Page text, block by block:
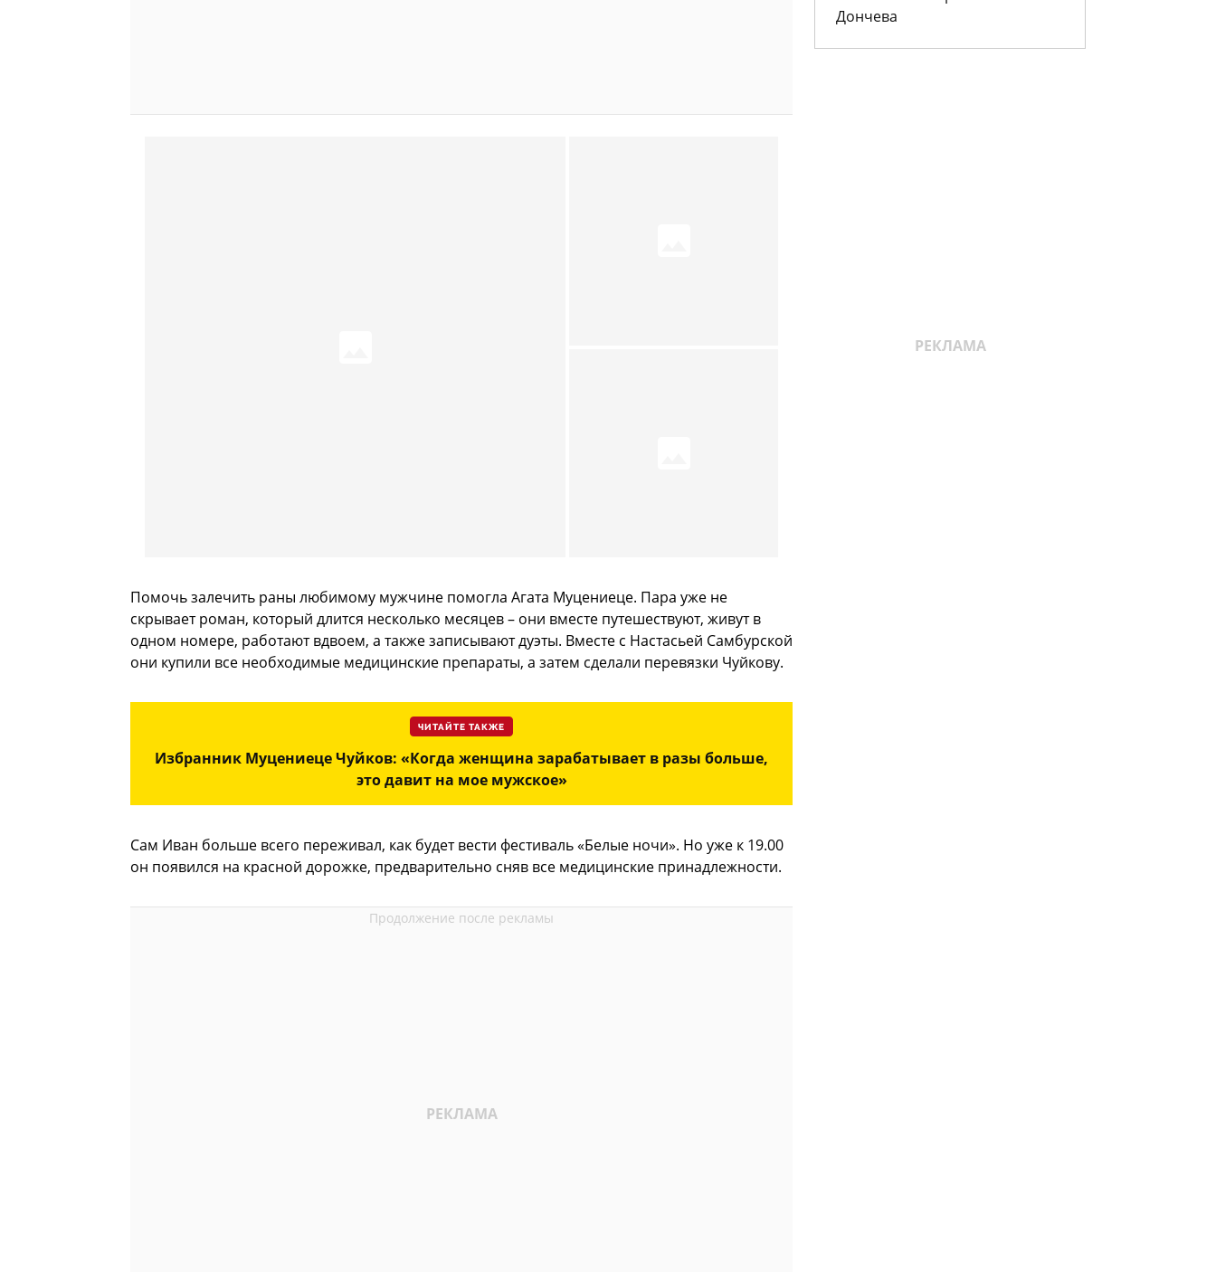
Помочь залечить раны любимому мужчине помогла Агата Муцениеце. Пара уже не
скрывает роман, который длится несколько месяцев – они вместе путешествуют, живут в
одном номере, работают вдвоем, а также записывают дуэты. Вместе с Настасьей Самбурской
они купили все необходимые медицинские препараты, а затем сделали перевязки Чуйкову.
ЧИТАЙТЕ ТАКЖЕ
Избранник Муцениеце Чуйков: «Когда женщина зарабатывает в разы больше,
это давит на мое мужское»
Сам Иван больше всего переживал, как будет вести фестиваль «Белые ночи». Но уже к 19.00
он появился на красной дорожке, предварительно сняв все медицинские принадлежности.
Дончева